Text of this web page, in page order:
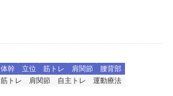
体幹 立位 筋トレ 肩関節
腰背部
筋トレ 肩関節 自主トレ 運動療法